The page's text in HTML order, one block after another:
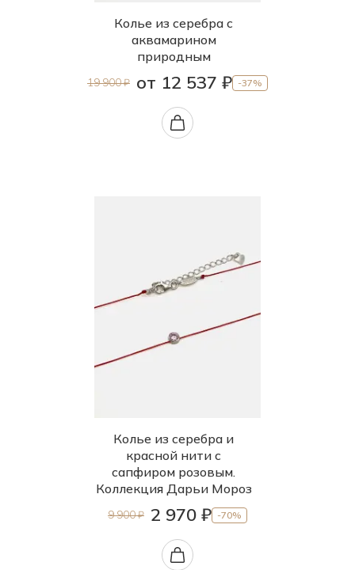
Колье из серебра с
аквамарином
природным
19 900 ₽ от 12 537 ₽ -37%
Колье из серебра и
красной нити с
сапфиром розовым.
Коллекция Дарьи Мороз
9 900 ₽ 2 970 ₽ -70%